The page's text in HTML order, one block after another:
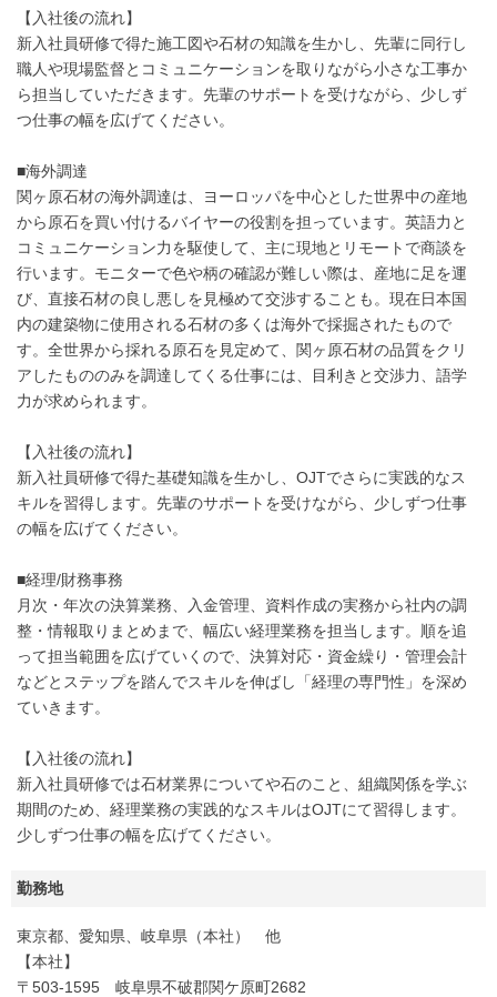
【入社後の流れ】
新入社員研修で得た施工図や石材の知識を生かし、先輩に同行し
職人や現場監督とコミュニケーションを取りながら小さな工事か
ら担当していただきます。先輩のサポートを受けながら、少しず
つ仕事の幅を広げてください。
■海外調達
関ヶ原石材の海外調達は、ヨーロッパを中心とした世界中の産地
から原石を買い付けるバイヤーの役割を担っています。英語力と
コミュニケーション力を駆使して、主に現地とリモートで商談を
行います。モニターで色や柄の確認が難しい際は、産地に足を運
び、直接石材の良し悪しを見極めて交渉することも。現在日本国
内の建築物に使用される石材の多くは海外で採掘されたもので
す。全世界から採れる原石を見定めて、関ヶ原石材の品質をクリ
アしたもののみを調達してくる仕事には、目利きと交渉力、語学
力が求められます。
【入社後の流れ】
新入社員研修で得た基礎知識を生かし、OJTでさらに実践的なス
キルを習得します。先輩のサポートを受けながら、少しずつ仕事
の幅を広げてください。
■経理/財務事務
月次・年次の決算業務、入金管理、資料作成の実務から社内の調
整・情報取りまとめまで、幅広い経理業務を担当します。順を追
って担当範囲を広げていくので、決算対応・資金繰り・管理会計
などとステップを踏んでスキルを伸ばし「経理の専門性」を深め
ていきます。
【入社後の流れ】
新入社員研修では石材業界についてや石のこと、組織関係を学ぶ
期間のため、経理業務の実践的なスキルはOJTにて習得します。
少しずつ仕事の幅を広げてください。
勤務地
東京都、愛知県、岐阜県（本社） 他
【本社】
〒503-1595 岐阜県不破郡関ケ原町2682